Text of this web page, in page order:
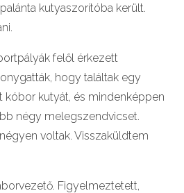
kutyaszorítóba került.
felől érkezett
hogy találtak egy
kutyát, és mindenképpen
négy melegszendvicset.
voltak. Visszaküldtem
Figyelmeztetett,